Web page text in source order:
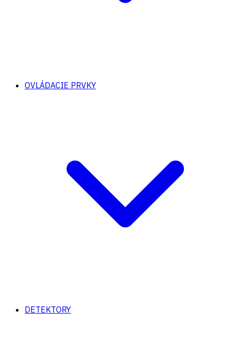
OVLÁDACIE PRVKY
DETEKTORY